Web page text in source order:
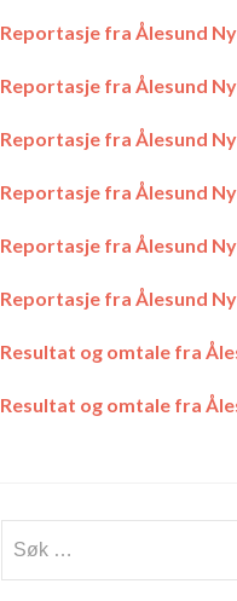
Reportasje fra Ålesund
Reportasje fra Ålesund
Reportasje fra Ålesund
Reportasje fra Ålesund
Reportasje fra Ålesund
Reportasje fra Ålesund
Resultat og omtale fra
Resultat og omtale fra
etter: